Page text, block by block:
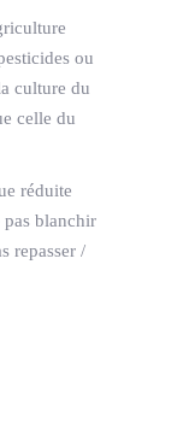
ou
culture du
celle du
réduite
pas blanchir
repasser /